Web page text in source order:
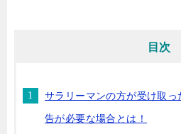
目次
サラリーマンの方が受け取っ
告が必要な場合とは！